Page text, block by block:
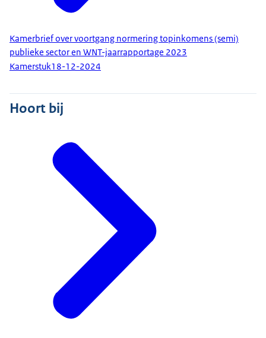
Kamerbrief over voortgang normering topinkomens (semi)
publieke sector en WNT-jaarrapportage 2023
Kamerstuk18-12-2024
Hoort bij